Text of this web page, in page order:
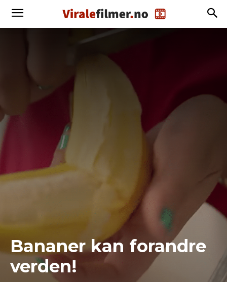
Bananer kan forandre
verden!